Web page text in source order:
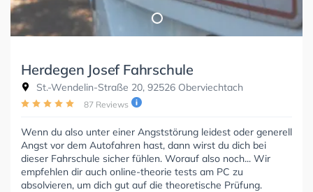
Herdegen Josef Fahrschule
St.-Wendelin-Straße 20, 92526 Oberviechtach
87 Reviews
Wenn du also unter einer Angststörung leidest oder generell
Angst vor dem Autofahren hast, dann wirst du dich bei
dieser Fahrschule sicher fühlen. Worauf also noch... Wir
empfehlen dir auch online-theorie tests am PC zu
absolvieren, um dich gut auf die theoretische Prüfung.